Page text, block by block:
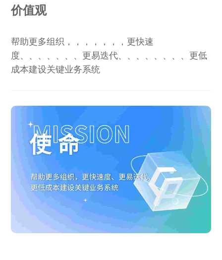
价值观
帮助更多组织，，，，，，，更快速
度、、、、、、、更易迭代、、、、、、、、更低
成本建设关键业务系统